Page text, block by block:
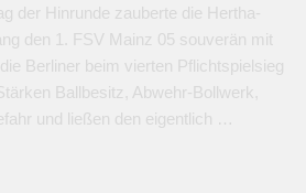
der Hinrunde zauberte die Hertha-
den 1. FSV Mainz 05 souverän mit
Berliner beim vierten Pflichtspielsieg
Ballbesitz, Abwehr-Bollwerk,
und ließen den eigentlich …